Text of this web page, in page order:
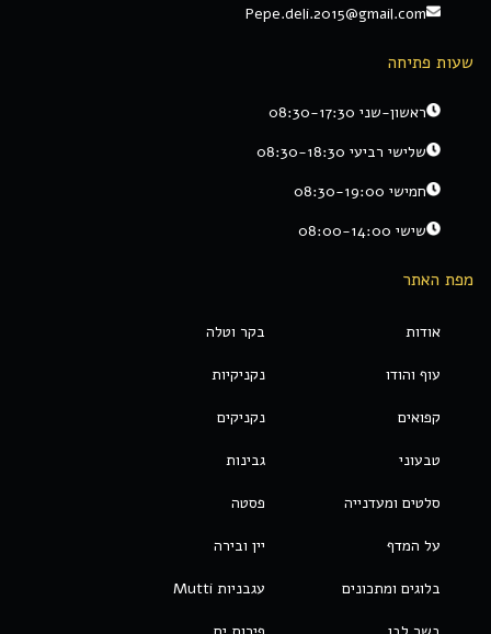
Pepe.deli.2015@gmail.com
שעות פתיחה
ראשון-שני 08:30-17:30
שלישי רביעי 08:30-18:30
חמישי 08:30-19:00
שישי 08:00-14:00
מפת האתר
אודות בקר וטלה
עוף והודו נקניקיות
קפואים נקניקים
טבעוני גבינות
סלטים ומעדנייה פסטה
על המדף יין ובירה
בלוגים ומתכונים עגבניות Mutti